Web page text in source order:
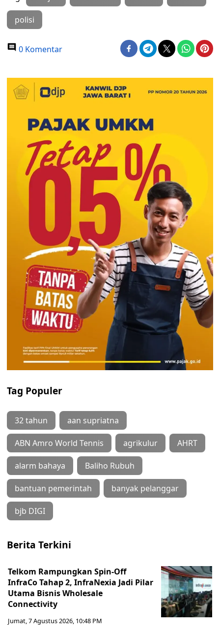
polisi
0 Komentar
Tag Populer
32 tahun aan supriatna
ABN Amro World Tennis agrikulur AHRT
alarm bahaya Baliho Rubuh
bantuan pemerintah banyak pelanggar
bjb DIGI
Berita Terkini
Telkom Rampungkan Spin-Off
InfraCo Tahap 2, InfraNexia Jadi Pilar
Utama Bisnis Wholesale
Connectivity
Jumat, 7 Agustus 2026, 10:48 PM